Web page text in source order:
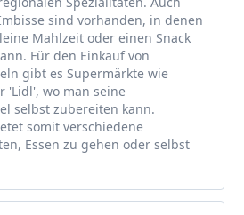
sind vorhanden, in denen
Mahlzeit oder einen Snack
Für den Einkauf von
gibt es Supermärkte wie
'Lidl', wo man seine
selbst zubereiten kann.
somit verschiedene
Essen zu gehen oder selbst